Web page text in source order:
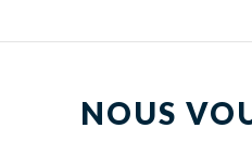
NOUS